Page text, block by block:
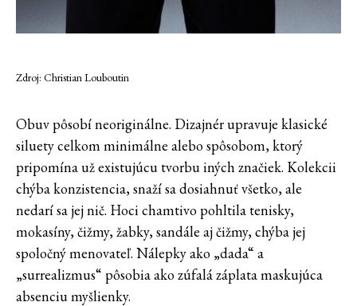
Zdroj: Christian Louboutin
Obuv pôsobí neoriginálne. Dizajnér upravuje klasické
siluety celkom minimálne alebo spôsobom, ktorý
pripomína už existujúcu tvorbu iných značiek. Kolekcii
chýba konzistencia, snaží sa dosiahnuť všetko, ale
nedarí sa jej nič. Hoci chamtivo pohltila tenisky,
mokasíny, čižmy, žabky, sandále aj čižmy, chýba jej
spoločný menovateľ. Nálepky ako „dada“ a
„surrealizmus“ pôsobia ako zúfalá záplata maskujúca
absenciu myšlienky.